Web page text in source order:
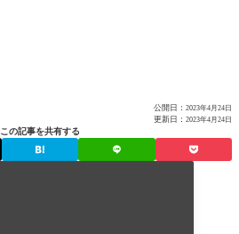
公開日： 2023年4月24日
更新日： 2023年4月24日
この記事を共有する